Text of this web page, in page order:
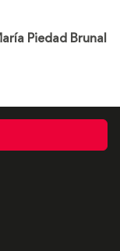
Piedad Brunal